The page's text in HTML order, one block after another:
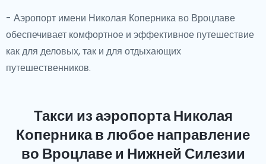
- Аэропорт имени Николая Коперника во Вроцлаве
обеспечивает комфортное и эффективное путешествие
как для деловых, так и для отдыхающих
путешественников.
Такси из аэропорта Николая
Коперникав любое направление
во Вроцлаве и Нижней Силезии